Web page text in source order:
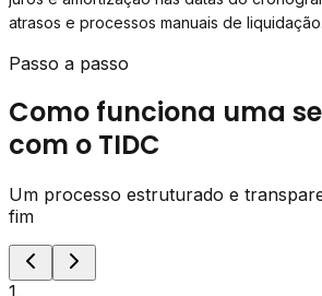
atrasos e processos manuais de liquidação.
Passo a passo
Como funciona uma
com o TIDC
Um processo estruturado e
fim
1.